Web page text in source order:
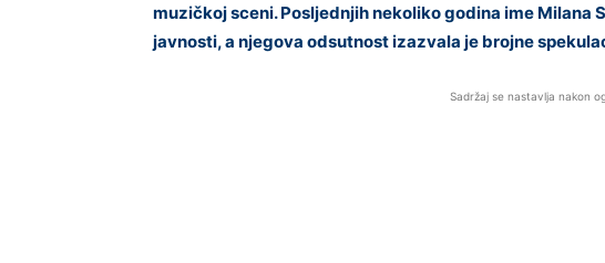
muzičkoj sceni. Posljednjih nekoliko godina ime Milana
javnosti, a njegova odsutnost izazvala je brojne
Sadržaj se nastavlja nakon